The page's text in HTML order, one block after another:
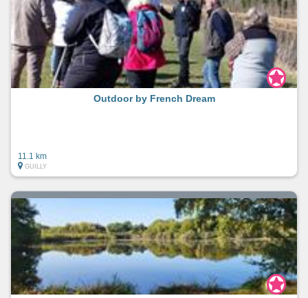
Outdoor by French Dream
11.1 km
GUILLY